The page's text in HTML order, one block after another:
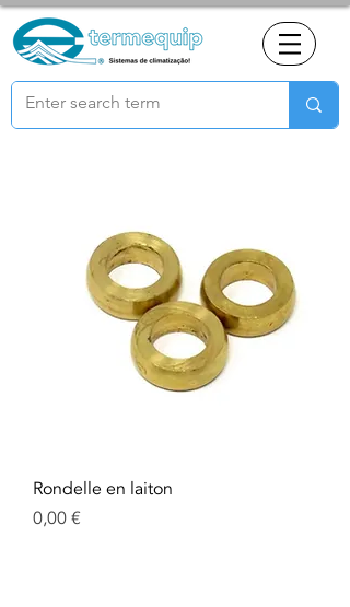
Rondelle en laiton
Prix
0,00 €